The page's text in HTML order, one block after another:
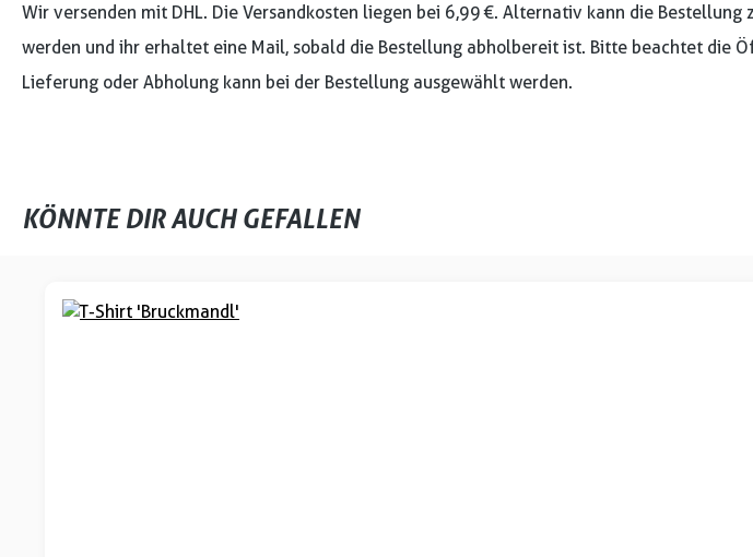
Wir versenden mit DHL. Die Versandkosten liegen bei 6,99 €. Alternativ kann die Bestellung
werden und ihr erhaltet eine Mail, sobald die Bestellung abholbereit ist. Bitte beachtet die
Lieferung oder Abholung kann bei der Bestellung ausgewählt werden.
KÖNNTE DIR AUCH GEFALLEN